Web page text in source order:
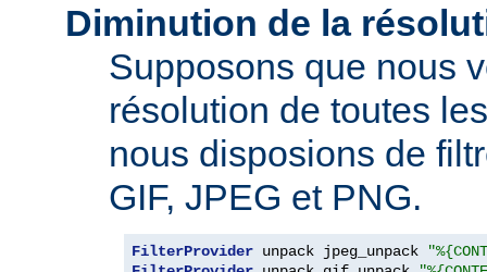
Diminution de la
Supposons que nous
résolution de toutes
nous disposions de
GIF, JPEG et PNG.
FilterProvider unpack jpeg_unpack